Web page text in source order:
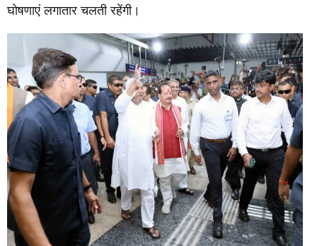
घोषणाएं लगातार चलती रहेंगी।